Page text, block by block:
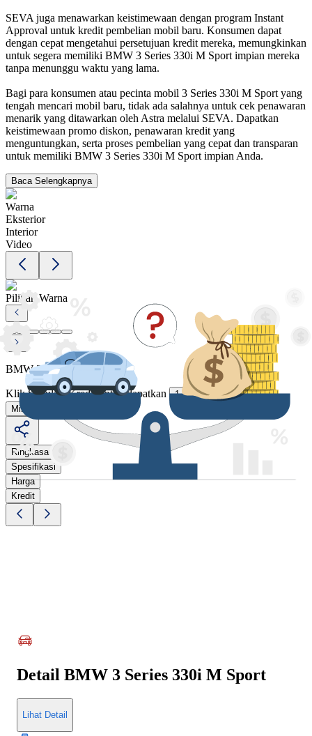
SEVA juga menawarkan keistimewaan dengan program Instant
Approval untuk kredit pembelian mobil baru. Konsumen dapat
dengan cepat mengetahui persetujuan kredit mereka, memungkinkan
untuk segera memiliki BMW 3 Series 330i M Sport impian mereka
tanpa menunggu waktu yang lama.
Bagi para konsumen atau pecinta mobil 3 Series 330i M Sport yang
tengah mencari mobil baru, tidak ada salahnya untuk cek penawaran
menarik yang ditawarkan oleh Astra melalui SEVA. Dapatkan
keistimewaan promo diskon, penawaran kredit yang
menguntungkan, serta proses pembelian yang cepat dan transparan
untuk memiliki BMW 3 Series 330i M Sport impian Anda.
Baca Selengkapnya
Warna
Eksterior
Interior
Video
Pilihan Warna
BMW 3 Series 330i M Sport
Klik Simulasi Kredit untuk dapatkan 1 promo
Minta Penawaran
Ringkasan
Spesifikasi
Harga
Kredit
Detail BMW 3 Series 330i M Sport
Lihat Detail